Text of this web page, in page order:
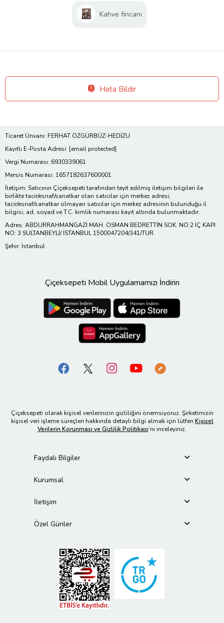
Kahve fincanı
Hata Bildir
Ticaret Ünvanı: FERHAT ÖZGÜRBÜZ-HEDİZU
Kayıtlı E-Posta Adresi: [email protected]
Vergi Numarası: 6930339061
Mersis Numarası: 1657182637600001
İletişim: Satıcının Çiçeksepeti tarafından teyit edilmiş iletişim bilgileri ile
birlikte tacir/esnaf/sanatkar olan satıcılar için merkez adresi;
tacir/esnaf/sanatkar olmayan satıcılar için merkez adresinin bulunduğu il
bilgisi, ad, soyad ve T.C. kimlik numarası kayıt altında bulunmaktadır.
Adres: ABDURRAHMANGAZİ MAH. OSMAN BEDRETTİN SOK. NO:2 İÇ KAPI
NO: 3 SULTANBEYLİ/ İSTANBUL 1500047204/341/TUR
Şehir: İstanbul
Çiçeksepeti Mobil Uygulamamızı İndirin
Çiçeksepeti olarak kişisel verilerinizin gizliliğini önemsiyoruz. Şirketimizin
kişisel veri işleme süreçleri hakkında detaylı bilgi almak için lütfen Kişisel
Verilerin Korunması ve Gizlilik Politikası’nı inceleyiniz.
Faydalı Bilgiler
Kurumsal
İletişim
Özel Günler